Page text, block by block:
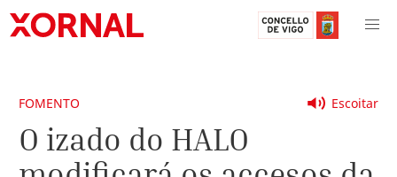
Escoitar
FOMENTO
O izado do HALO